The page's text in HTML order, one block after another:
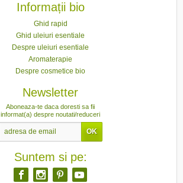
Informații bio
Ghid rapid
Ghid uleiuri esentiale
Despre uleiuri esentiale
Aromaterapie
Despre cosmetice bio
Newsletter
Aboneaza-te daca doresti sa fii
informat(a) despre noutati/reduceri
Suntem si pe: